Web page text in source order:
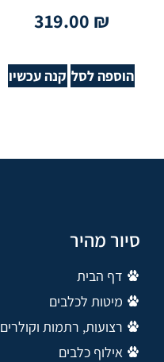
319.00 ₪
הוספה לסל קנה עכשיו
סיור מהיר
דף הבית
מיטות לכלבים
רצועות, רתמות וקולרים
אילוף כלבים